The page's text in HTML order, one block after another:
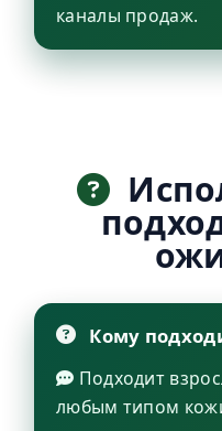
каналы продаж.
Кому
Подходит
любым типом